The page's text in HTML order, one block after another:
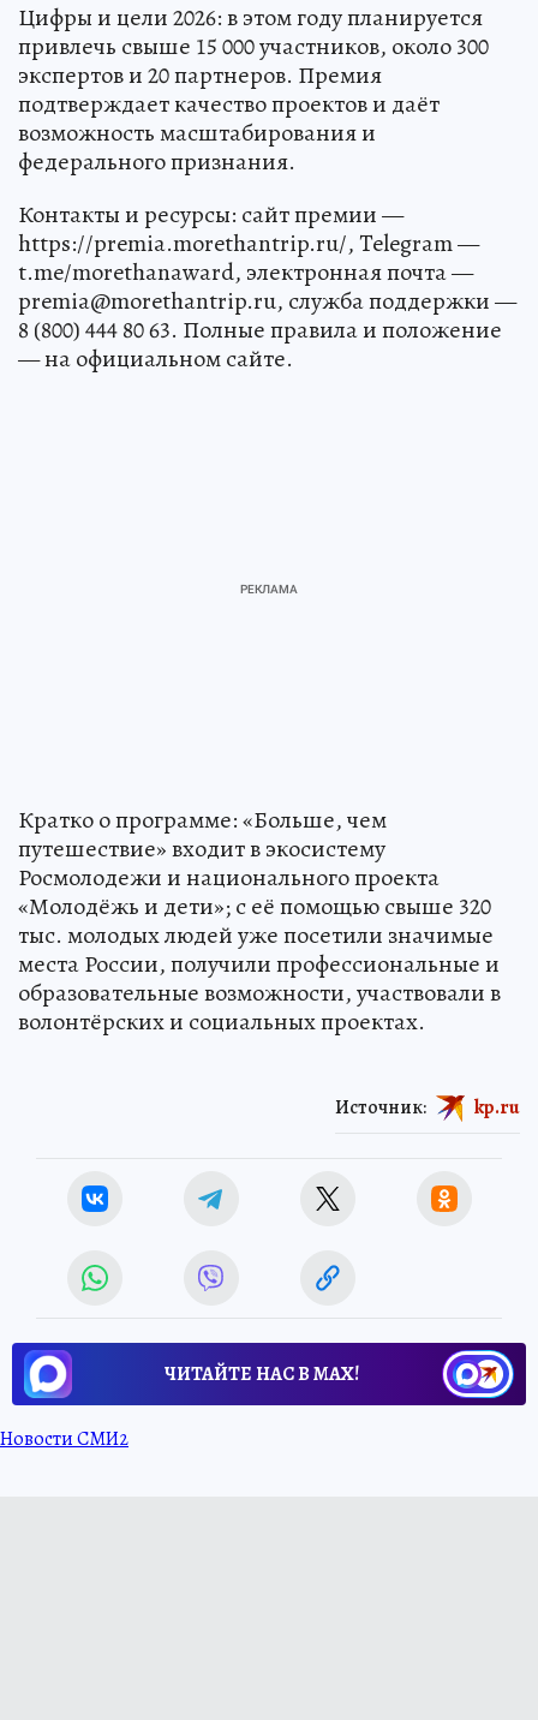
Цифры и цели 2026: в этом году планируется
привлечь свыше 15 000 участников, около 300
экспертов и 20 партнеров. Премия
подтверждает качество проектов и даёт
возможность масштабирования и
федерального признания.
Контакты и ресурсы: сайт премии —
https://premia.morethantrip.ru/, Telegram —
t.me/morethanaward, электронная почта —
premia@morethantrip.ru, служба поддержки —
8 (800) 444 80 63. Полные правила и положение
— на официальном сайте.
Кратко о программе: «Больше, чем
путешествие» входит в экосистему
Росмолодежи и национального проекта
«Молодёжь и дети»; с её помощью свыше 320
тыс. молодых людей уже посетили значимые
места России, получили профессиональные и
образовательные возможности, участвовали в
волонтёрских и социальных проектах.
Источник: kp.ru
ЧИТАЙТЕ НАС В МАХ!
Новости СМИ2